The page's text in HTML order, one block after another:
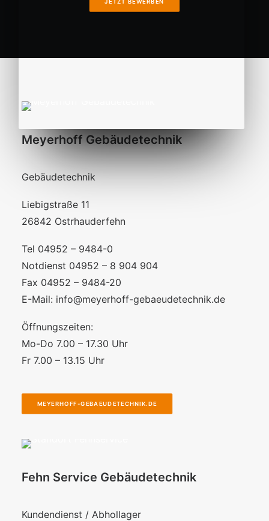
JETZT BEWERBEN
Meyerhoff Gebäudetechnik
Gebäudetechnik
Liebigstraße 11
26842 Ostrhauderfehn
Tel 04952 – 9484-0
Notdienst 04952 – 8 904 904
Fax 04952 – 9484-20
E-Mail: info@meyerhoff-gebaeudetechnik.de
Öffnungszeiten:
Mo-Do 7.00 – 17.30 Uhr
Fr 7.00 – 13.15 Uhr
MEYERHOFF-GEBAEUDETECHNIK.DE
Fehn Service Gebäudetechnik
Kundendienst / Abhollager